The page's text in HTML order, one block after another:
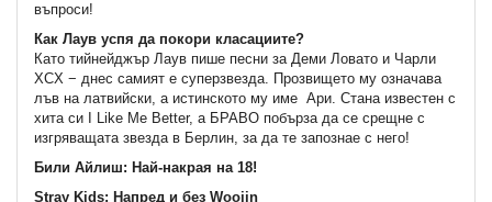
въпроси!
Как Лаув успя да покори класациите?
Като тийнейджър Лаув пише песни за Деми Ловато и Чарли
XCX − днес самият е суперзвезда. Прозвището му означава
лъв на латвийски, а истинското му име Ари. Стана известен с
хита си I Like Me Better, а БРАВО побърза да се срещне с
изгряващата звезда в Берлин, за да те запознае с него!
Били Айлиш: Най-накрая на 18!
Stray Kids: Напред и без Woojin